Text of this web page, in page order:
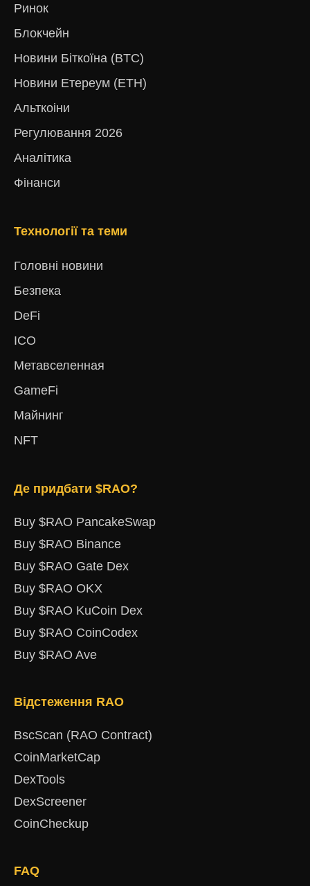
Ринок
Блокчейн
Новини Біткоїна (BTC)
Новини Етереум (ETH)
Альткоіни
Регулювання 2026
Аналітика
Фінанси
Технології та теми
Головні новини
Безпека
DeFi
ICO
Метавселенная
GameFi
Майнинг
NFT
Де придбати $RAO?
Buy $RAO PancakeSwap
Buy $RAO Binance
Buy $RAO Gate Dex
Buy $RAO OKX
Buy $RAO KuCoin Dex
Buy $RAO CoinCodex
Buy $RAO Ave
Відстеження RAO
BscScan (RAO Contract)
CoinMarketCap
DexTools
DexScreener
CoinCheckup
FAQ